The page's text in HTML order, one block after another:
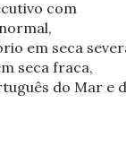
com
em seca
seca fraca,
do Mar e